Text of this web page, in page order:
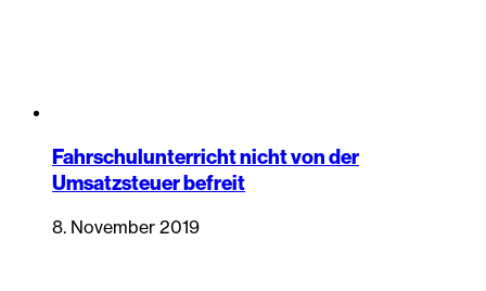
Fahrschulunterricht nicht von der
Umsatzsteuer befreit
8. November 2019